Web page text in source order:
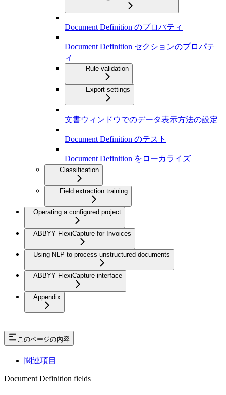
Document Definition のプロパティ
Document Definition セクションのプロパテ
ィ
Rule validation
Export settings
文書ウィンドウでのデータ表示方法の設定
Document Definition のテスト
Document Definition をローカライズ
Classification
Field extraction training
Operating a configured project
ABBYY FlexiCapture for Invoices
Using NLP to process unstructured documents
ABBYY FlexiCapture interface
Appendix
このページの内容
関連項目
Document Definition fields